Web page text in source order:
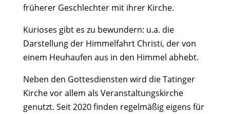
früherer Geschlechter mit ihrer Kirche.
Kurioses gibt es zu bewundern: u.a. die
Darstellung der Himmelfahrt Christi, der von
einem Heuhaufen aus in den Himmel abhebt.
Neben den Gottesdiensten wird die Tatinger
Kirche vor allem als Veranstaltungskirche
genutzt. Seit 2020 finden regelmäßig eigens für